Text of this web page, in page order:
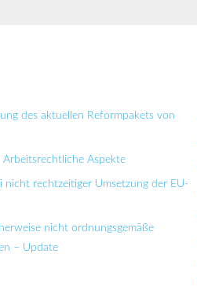
des aktuellen Reformpakets von
Aspekte
nicht rechtzeitiger Umsetzung der EU-
nicht ordnungsgemäße
– Update